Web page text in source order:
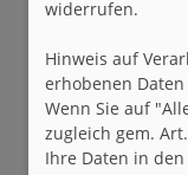
widerrufen.
Hinweis auf
erhobenen Daten
Wenn Sie auf
zugleich gem.
Ihre Daten in den